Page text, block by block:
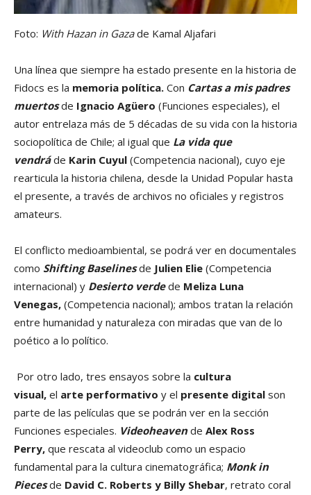
Foto: With Hazan in Gazade Kamal Aljafari
Una línea que siempre ha estado presente en la historia de
Fidocs es la memoria política. Con Cartas a mis padres
muertosde Ignacio Agüero (Funciones especiales), el
autor entrelaza más de 5 décadas de su vida con la historia
sociopolítica de Chile; al igual que La vida que
vendráde Karin Cuyul (Competencia nacional), cuyo eje
rearticula la historia chilena, desde la Unidad Popular hasta
el presente, a través de archivos no oficiales y registros
amateurs.
El conflicto medioambiental, se podrá ver en documentales
como Shifting Baselinesde Julien Elie (Competencia
internacional) y Desierto verdede Meliza Luna
Venegas, (Competencia nacional); ambos tratan la relación
entre humanidad y naturaleza con miradas que van de lo
poético a lo político.
Por otro lado, tres ensayos sobre la cultura
visual, el arte performativo y el presente digital son
parte de las películas que se podrán ver en la sección
Funciones especiales. Videoheavende Alex Ross
Perry, que rescata al videoclub como un espacio
fundamental para la cultura cinematográfica; Monk in
Piecesde David C. Roberts y Billy Shebar, retrato coral